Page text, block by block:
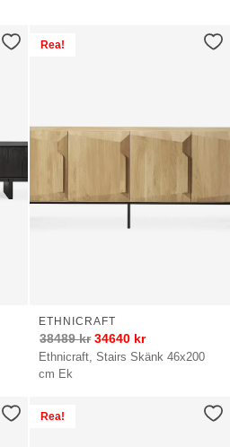
Rea!
Ethnicraft, Stairs Skänk 46x200
cm Ek
ETHNICRAFT
38489kr 34640 kr
Rea!